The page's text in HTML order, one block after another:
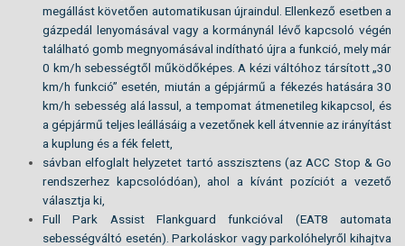
megállást követően automatikusan újraindul. Ellenkező esetben a
gázpedál lenyomásával vagy a kormánynál lévő kapcsoló végén
található gomb megnyomásával indítható újra a funkció, mely már
0 km/h sebességtől működőképes. A kézi váltóhoz társított „30
km/h funkció” esetén, miután a gépjármű a fékezés hatására 30
km/h sebesség alá lassul, a tempomat átmenetileg kikapcsol, és
a gépjármű teljes leállásáig a vezetőnek kell átvennie az irányítást
a kuplung és a fék felett,
sávban elfoglalt helyzetet tartó asszisztens (az ACC Stop & Go
rendszerhez kapcsolódóan), ahol a kívánt pozíciót a vezető
választja ki,
Full Park Assist Flankguard funkcióval (EAT8 automata
sebességváltó esetén). Parkoláskor vagy parkolóhelyről kihajtva